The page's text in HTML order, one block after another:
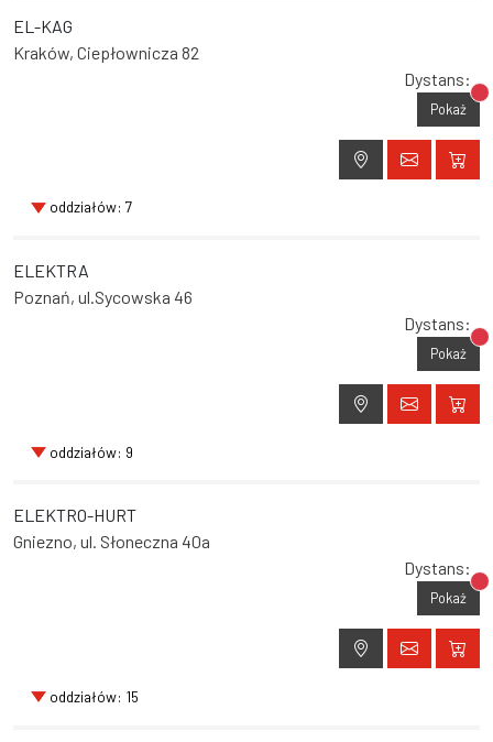
EL-KAG
Kraków, Ciepłownicza 82
Dystans:
Pokaż
oddziałów: 7
ELEKTRA
Poznań, ul.Sycowska 46
Dystans:
Pokaż
oddziałów: 9
ELEKTRO-HURT
Gniezno, ul. Słoneczna 40a
Dystans:
Pokaż
oddziałów: 15